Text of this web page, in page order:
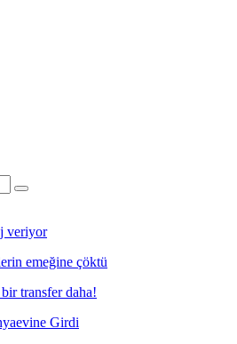
veriyor
emeğine çöktü
transfer daha!
Girdi